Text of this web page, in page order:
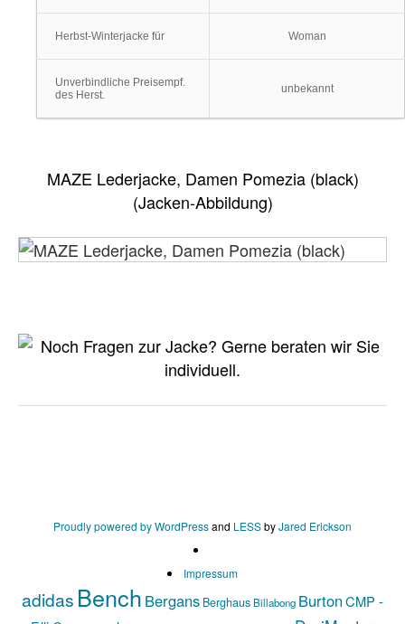
Herbst-Winterjacke für Woman
Unverbindliche Preisempf.
des Herst.
unbekannt
MAZE Lederjacke, Damen Pomezia (black)
(Jacken-Abbildung)
Proudly powered by WordPressand LESSbyJared Erickson
Impressum
adidas Bench Bergans Berghaus Billabong BurtonCMP -